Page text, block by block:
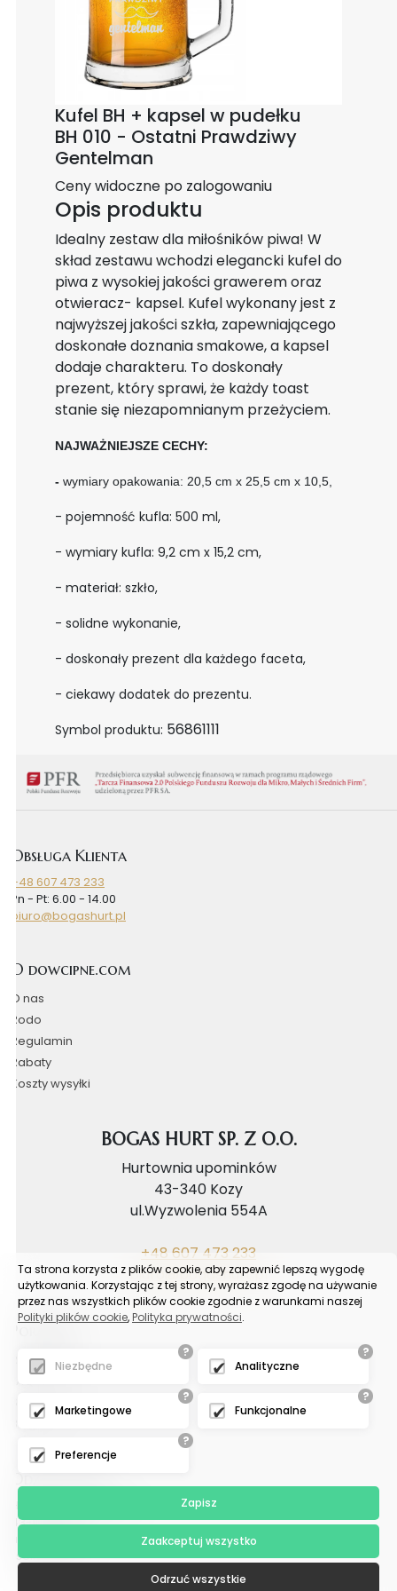
Kufel BH + kapsel w pudełku
BH 010 - Ostatni Prawdziwy
Gentelman
Ceny widoczne po zalogowaniu
Opis produktu
Idealny zestaw dla miłośników piwa! W
skład zestawu wchodzi elegancki kufel do
piwa z wysokiej jakości grawerem oraz
otwieracz- kapsel. Kufel wykonany jest z
najwyższej jakości szkła, zapewniającego
doskonałe doznania smakowe, a kapsel
dodaje charakteru. To doskonały
prezent, który sprawi, że każdy toast
stanie się niezapomnianym przeżyciem.
NAJWAŻNIEJSZE CECHY:
- wymiary opakowania: 20,5 cm x 25,5 cm x 10,5,
- pojemność kufla: 500 ml,
- wymiary kufla: 9,2 cm x 15,2 cm,
- materiał: szkło,
- solidne wykonanie,
- doskonały prezent dla każdego faceta,
- ciekawy dodatek do prezentu.
Symbol produktu: 56861111
Obsługa Klienta
+48 607 473 233
Pn - Pt: 6.00 - 14.00
biuro@bogashurt.pl
O dowcipne.com
O nas
Rodo
Regulamin
Rabaty
Koszty wysyłki
BOGAS HURT SP. Z O.O.
Hurtownia upominków
43-340 Kozy
ul.Wyzwolenia 554A
+48 607 473 233
biuro@bogashurt.pl
Poradnik
Reklamacje
Samouczek
Blog
43-100 Tychy
(sektor G-13)
Ta strona korzysta z plików cookie, aby zapewnić lepszą wygodę
użytkowania. Korzystając z tej strony, wyrażasz zgodę na używanie
przez nas wszystkich plików cookie zgodnie z warunkami naszej
Polityki plików cookie, Polityka prywatności.
?
Niezbędne
?
Analityczne
?
Marketingowe
?
Funkcjonalne
?
Preferencje
Zapisz
Zaakceptuj wszystko
Odrzuć wszystkie